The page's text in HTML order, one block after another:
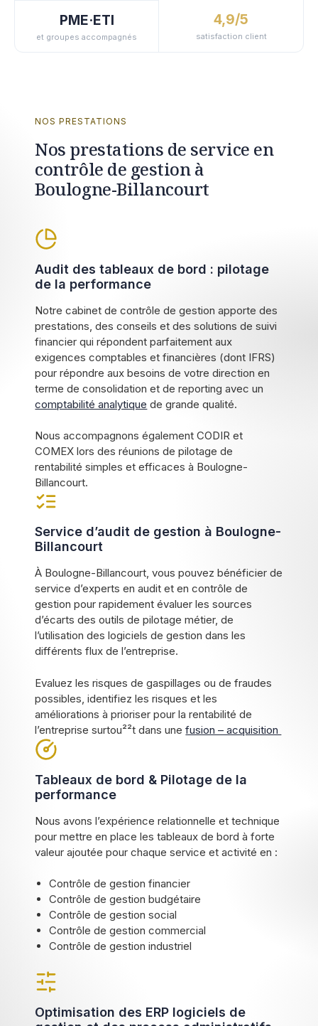
PME·ETI
et groupes accompagnés
4,9/5
satisfaction client
NOS PRESTATIONS
Nos prestations de service en
contrôle de gestion à
Boulogne-Billancourt
Audit des tableaux de bord : pilotage
de la performance
Notre cabinet de contrôle de gestion apporte des
prestations, des conseils et des solutions de suivi
financier qui répondent parfaitement aux
exigences comptables et financières (dont IFRS)
pour répondre aux besoins de votre direction en
terme de consolidation et de reporting avec un
comptabilité analytique de grande qualité.
Nous accompagnons également CODIR et
COMEX lors des réunions de pilotage de
rentabilité simples et efficaces à Boulogne-
Billancourt.
Service d’audit de gestion à Boulogne-
Billancourt
À Boulogne-Billancourt, vous pouvez bénéficier de
service d’experts en audit et en contrôle de
gestion pour rapidement évaluer les sources
d’écarts des outils de pilotage métier, de
l’utilisation des logiciels de gestion dans les
différents flux de l’entreprise.
Evaluez les risques de gaspillages ou de fraudes
possibles, identifiez les risques et les
améliorations à prioriser pour la rentabilité de
l’entreprise surtou²²t dans unefusion – acquisition
Tableaux de bord & Pilotage de la
performance
Nous avons l’expérience relationnelle et technique
pour mettre en place les tableaux de bord à forte
valeur ajoutée pour chaque service et activité en :
Contrôle de gestion financier
Contrôle de gestion budgétaire
Contrôle de gestion social
Contrôle de gestion commercial
Contrôle de gestion industriel
Optimisation des ERP logiciels de